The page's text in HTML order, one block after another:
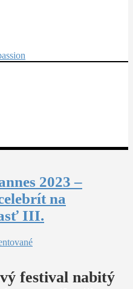
2023 –
na
III.
festival nabitý